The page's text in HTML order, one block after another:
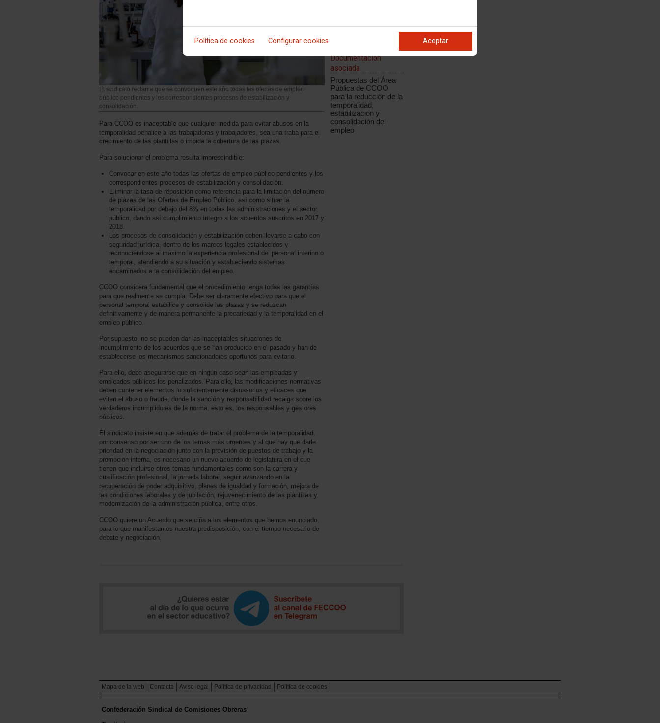
Política de cookies Configurar cookies Aceptar
El sindicato reclama que se convoquen este año todas las ofertas de empleo
público pendientes y los correspondientes procesos de estabilización y
consolidación.
Para CCOO es inaceptable que cualquier medida para evitar abusos en la
temporalidad penalice a las trabajadoras y trabajadores, sea una traba para el
crecimiento de las plantillas o impida la cobertura de las plazas.
Para solucionar el problema resulta imprescindible:
Convocar en este año todas las ofertas de empleo público pendientes y los
correspondientes procesos de estabilización y consolidación.
Eliminar la tasa de reposición como referencia para la limitación del número
de plazas de las Ofertas de Empleo Público, así como situar la
temporalidad por debajo del 8% en todas las administraciones y el sector
público, dando así cumplimiento íntegro a los acuerdos suscritos en 2017 y
2018.
Los procesos de consolidación y estabilización deben llevarse a cabo con
seguridad jurídica, dentro de los marcos legales establecidos y
reconociéndose al máximo la experiencia profesional del personal interino o
temporal, atendiendo a su situación y estableciendo sistemas
encaminados a la consolidación del empleo.
CCOO considera fundamental que el procedimiento tenga todas las garantías
para que realmente se cumpla. Debe ser claramente efectivo para que el
personal temporal estabilice y consolide las plazas y se reduzcan
definitivamente y de manera permanente la precariedad y la temporalidad en el
empleo público.
Por supuesto, no se pueden dar las inaceptables situaciones de
incumplimiento de los acuerdos que se han producido en el pasado y han de
establecerse los mecanismos sancionadores oportunos para evitarlo.
Para ello, debe asegurarse que en ningún caso sean las empleadas y
empleados públicos los penalizados. Para ello, las modificaciones normativas
deben contener elementos lo suficientemente disuasorios y eficaces que
eviten el abuso o fraude, donde la sanción y responsabilidad recaiga sobre los
verdaderos incumplidores de la norma, esto es, los responsables y gestores
públicos.
El sindicato insiste en que además de tratar el problema de la temporalidad,
por consenso por ser uno de los temas más urgentes y al que hay que darle
prioridad en la negociación junto con la provisión de puestos de trabajo y la
promoción interna, es necesario un nuevo acuerdo de legislatura en el que
tienen que incluirse otros temas fundamentales como son la carrera y
cualificación profesional, la jornada laboral, seguir avanzando en la
recuperación de poder adquisitivo, planes de igualdad y formación, mejora de
las condiciones laborales y de jubilación, rejuvenecimiento de las plantillas y
modernización de la administración pública, entre otros.
CCOO quiere un Acuerdo que se ciña a los elementos que hemos enunciado,
para lo que manifestamos nuestra predisposición, con el tiempo necesario de
debate y negociación.
Documentación
asociada
Propuestas del Área
Pública de CCOO
para la reducción de la
temporalidad,
estabilización y
consolidación del
empleo
Mapa de la web Contacta Aviso legal Política de privacidad Política de cookies
Confederación Sindical de Comisiones Obreras